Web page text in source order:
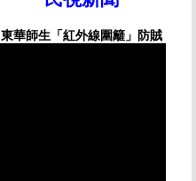
東華師生「紅外線圍籬」防賊